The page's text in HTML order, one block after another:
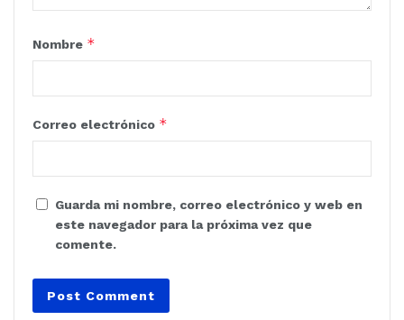
Nombre *
Correo electrónico *
Guarda mi nombre, correo electrónico y web en
este navegador para la próxima vez que
comente.